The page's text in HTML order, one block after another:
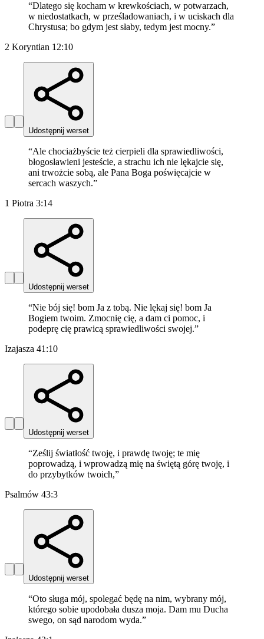
“Dlatego się kocham w krewkościach, w potwarzach,
w niedostatkach, w prześladowaniach, i w uciskach dla
Chrystusa; bo gdym jest słaby, tedym jest mocny.”
2 Koryntian 12:10
Udostępnij werset
“Ale chociażbyście też cierpieli dla sprawiedliwości,
błogosławieni jesteście, a strachu ich nie lękajcie się,
ani trwożcie sobą, ale Pana Boga poświęcajcie w
sercach waszych.”
1 Piotra 3:14
Udostępnij werset
“Nie bój się! bom Ja z tobą. Nie lękaj się! bom Ja
Bogiem twoim. Zmocnię cię, a dam ci pomoc, i
podeprę cię prawicą sprawiedliwości swojej.”
Izajasza 41:10
Udostępnij werset
“Ześlij światłość twoję, i prawdę twoję; te mię
poprowadzą, i wprowadzą mię na świętą górę twoję, i
do przybytków twoich,”
Psalmów 43:3
Udostępnij werset
“Oto sługa mój, spolegać będę na nim, wybrany mój,
którego sobie upodobała dusza moja. Dam mu Ducha
swego, on sąd narodom wyda.”